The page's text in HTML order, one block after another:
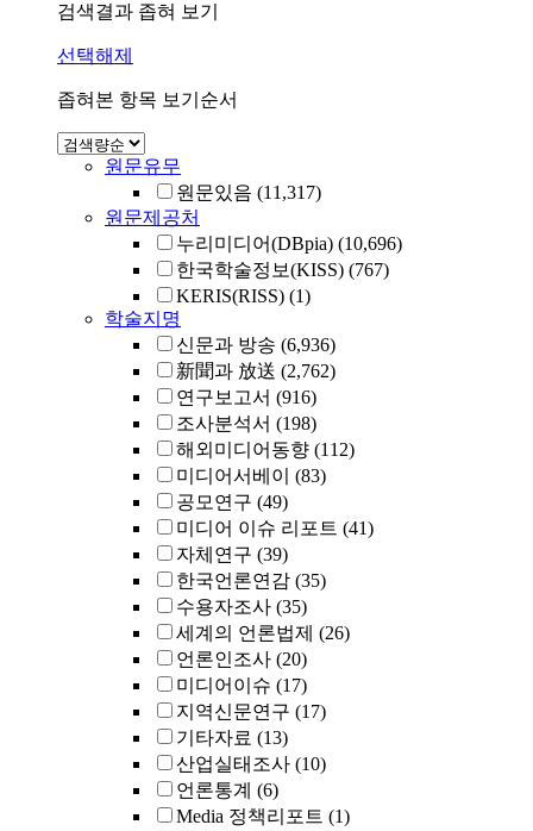
검색결과 좁혀 보기
선택해제
좁혀본 항목 보기순서
원문유무
원문있음 (11,317)
원문제공처
누리미디어(DBpia) (10,696)
한국학술정보(KISS) (767)
KERIS(RISS) (1)
학술지명
신문과 방송 (6,936)
新聞과 放送 (2,762)
연구보고서 (916)
조사분석서 (198)
해외미디어동향 (112)
미디어서베이
(83)
공모연구 (49)
미디어 이슈 리포트 (41)
자체연구 (39)
한국언론연감 (35)
수용자조사 (35)
세계의 언론법제 (26)
언론인조사 (20)
미디어이슈 (17)
지역신문연구 (17)
기타자료 (13)
산업실태조사 (10)
언론통계 (6)
Media 정책리포트 (1)